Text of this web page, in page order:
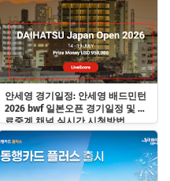
안세영 경기일정: 안세영 배드민턴
2026 bwf 일본오픈 경기일정 및 무
료중계 채널 실시간 시청방법